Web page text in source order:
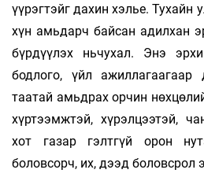
үүрэгтэйг дахин хэлье. Тухайн
хүн амьдарч байсан адилхан
бүрдүүлэх ньчухал. Энэ
бодлого, үйл
таатай амьдрах орчин
хүртээмжтэй, хүрэлцээтэй,
хот газар гэлтгүй орон
боловсорч, их, дээд